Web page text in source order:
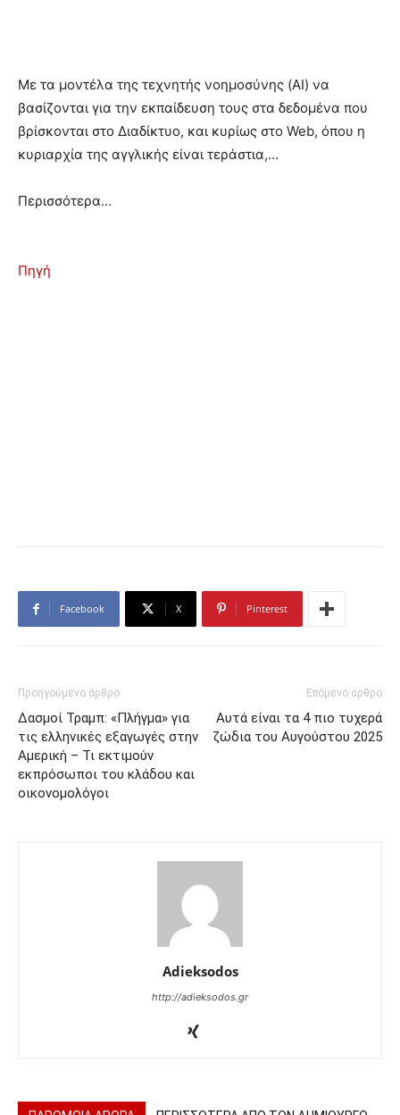
Με τα μοντέλα της τεχνητής νοημοσύνης (AI) να
βασίζονται για την εκπαίδευση τους στα δεδομένα που
βρίσκονται στο Διαδίκτυο, και κυρίως στο Web, όπου η
κυριαρχία της αγγλικής είναι τεράστια,…
Περισσότερα…
Πηγή
Facebook X Pinterest
Προηγούμενο άρθρο
Δασμοί Τραμπ: «Πλήγμα» για
τις ελληνικές εξαγωγές στην
Αμερική – Τι εκτιμούν
εκπρόσωποι του κλάδου και
οικονομολόγοι
Επόμενο άρθρο
Αυτά είναι τα 4 πιο τυχερά
ζώδια του Αυγούστου 2025
Adieksodos
http://adieksodos.gr